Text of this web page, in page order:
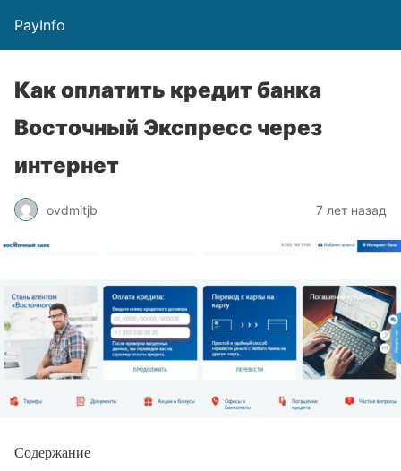
PayInfo
Как оплатить кредит банка
Восточный Экспресс через
интернет
ovdmitjb 7 лет назад
Содержание